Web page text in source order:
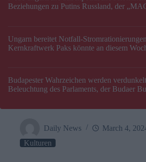
Beziehungen zu Putins Russland, der
Ungarn bereitet Notfall-
Kernkraftwerk Paks könnte an diesem
Budapester Wahrzeichen werden
Beleuchtung des Parlaments, der Budaer
Daily News
March 4,
Kulturen